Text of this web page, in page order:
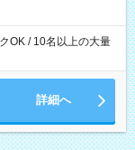
OK / 10名以上の大量
詳細へ